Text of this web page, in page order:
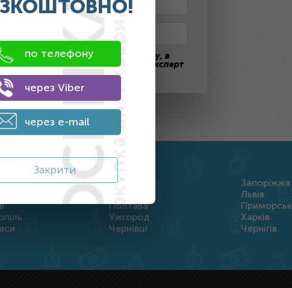
После отправки заявки на оценку, в
течение дня с вами свяжется наш эксперт
ПОЛУЧИТЬ ЦЕНУ
Житомир
Запоріжжя
Львів
Полтава
Приморськ
Ужгород
Харків
Чернівці Чернігів
по телефону
через Viber
через e-mail
Закрити